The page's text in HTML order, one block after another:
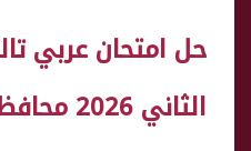
حل امتحان عربي
الثاني 2026 محافظة القاهرة